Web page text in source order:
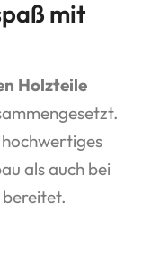
mit
Holzteile
als auch bei